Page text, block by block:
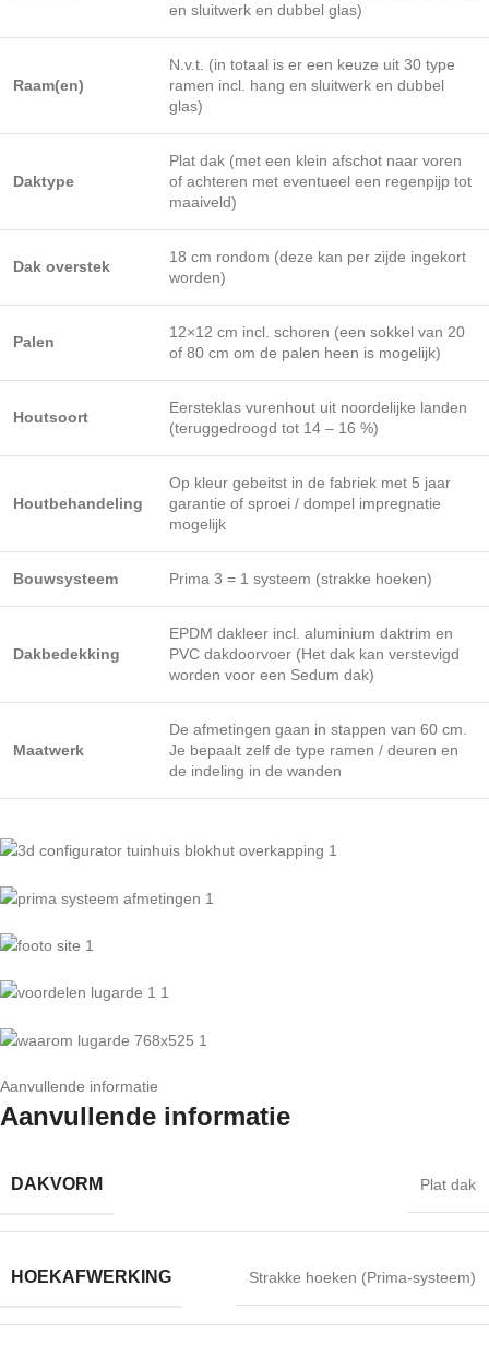
en sluitwerk en dubbel glas)
Raam(en)
N.v.t. (in totaal is er een keuze uit 30 type
ramen incl. hang en sluitwerk en dubbel
glas)
Daktype
Plat dak (met een klein afschot naar voren
of achteren met eventueel een regenpijp tot
maaiveld)
Dak overstek
18 cm rondom (deze kan per zijde ingekort
worden)
Palen
12×12 cm incl. schoren (een sokkel van 20
of 80 cm om de palen heen is mogelijk)
Houtsoort
Eersteklas vurenhout uit noordelijke landen
(teruggedroogd tot 14 – 16 %)
Houtbehandeling
Op kleur gebeitst in de fabriek met 5 jaar
garantie of sproei / dompel impregnatie
mogelijk
Bouwsysteem Prima 3 = 1 systeem (strakke hoeken)
Dakbedekking
EPDM dakleer incl. aluminium daktrim en
PVC dakdoorvoer (Het dak kan verstevigd
worden voor een Sedum dak)
Maatwerk
De afmetingen gaan in stappen van 60 cm.
Je bepaalt zelf de type ramen / deuren en
de indeling in de wanden
Aanvullende informatie
Aanvullende informatie
DAKVORM Plat dak
HOEKAFWERKING Strakke hoeken (Prima-systeem)